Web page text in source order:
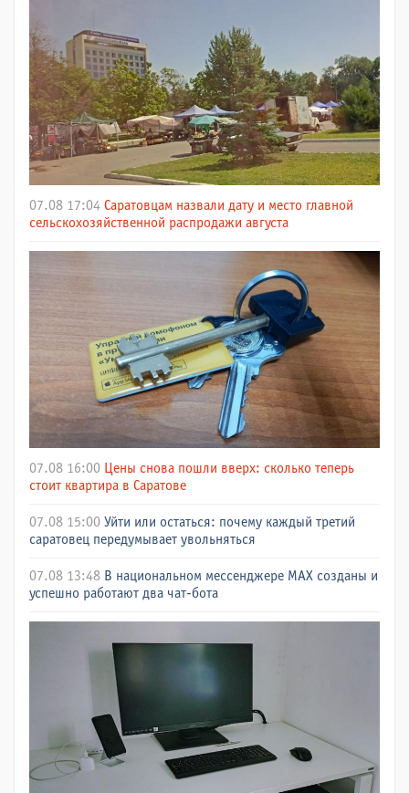
07.08 17:04 Саратовцам назвали дату и место главной
сельскохозяйственной распродажи августа
07.08 16:00 Цены снова пошли вверх: сколько теперь
стоит квартира в Саратове
07.08 15:00 Уйти или остаться: почему каждый третий
саратовец передумывает увольняться
07.08 13:48 В национальном мессенджере МАХ созданы и
успешно работают два чат-бота